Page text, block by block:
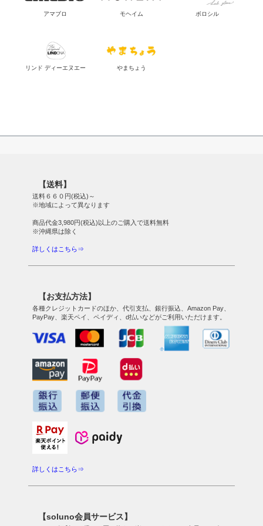
アマブロ モヘイム ボロシル
リンド ディーエヌエー やまちょう
【送料】
送料６６０円(税込)～
※地域によって異なります
商品代金3,980円(税込)以上のご購入で送料無料
※沖縄県は除く
詳しくはこちら⇒
【お支払方法】
各種クレジットカードのほか、代引支払、銀行振込、Amazon Pay、
PayPay、楽天ペイ、ペイディ、d払いなどがご利用いただけます。
詳しくはこちら⇒
【soluno会員サービス】